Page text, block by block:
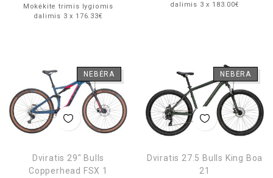
Mokėkite trimis lygiomis
dalimis 3 x 176.33€
dalimis 3 x 183.00€
NEBĖRA
Dviratis 29″ Bulls
Copperhead FSX 1
NEBĖRA
Dviratis 27.5 Bulls King Boa
21